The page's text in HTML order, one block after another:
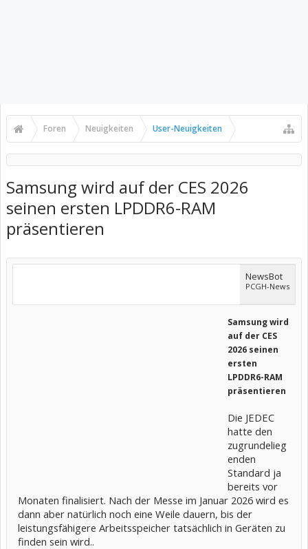
Foren Neuigkeiten User-Neuigkeiten
Samsung wird auf der CES 2026
seinen ersten LPDDR6-RAM
präsentieren
NewsBot
PCGH-News
Samsung wird
auf der CES
2026 seinen
ersten
LPDDR6-RAM
präsentieren
Die JEDEC
hatte den
zugrundelieg
enden
Standard ja
bereits vor
Monaten finalisiert. Nach der Messe im Januar 2026 wird es
dann aber natürlich noch eine Weile dauern, bis der
leistungsfähigere Arbeitsspeicher tatsächlich in Geräten zu
finden sein wird..